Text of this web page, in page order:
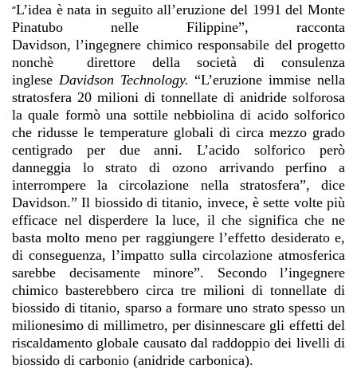
“L’idea è nata in seguito all’eruzione del 1991 del Monte
Pinatubo nelle Filippine”, racconta
Davidson, l’ingegnere chimico responsabile del progetto
nonchè direttore della società di consulenza
inglese Davidson Technology.“L’eruzione immise nella
stratosfera 20 milioni di tonnellate di anidride solforosa
la quale formò una sottile nebbiolina di acido solforico
che ridusse le temperature globali di circa mezzo grado
centigrado per due anni. L’acido solforico però
danneggia lo strato di ozono arrivando perfino a
interrompere la circolazione nella stratosfera”, dice
Davidson.” Il biossido di titanio, invece, è sette volte più
efficace nel disperdere la luce, il che significa che ne
basta molto meno per raggiungere l’effetto desiderato e,
di conseguenza, l’impatto sulla circolazione atmosferica
sarebbe decisamente minore”. Secondo l’ingegnere
chimico basterebbero circa tre milioni di tonnellate di
biossido di titanio, sparso a formare uno strato spesso un
milionesimo di millimetro, per disinnescare gli effetti del
riscaldamento globale causato dal raddoppio dei livelli di
biossido di carbonio (anidride carbonica).